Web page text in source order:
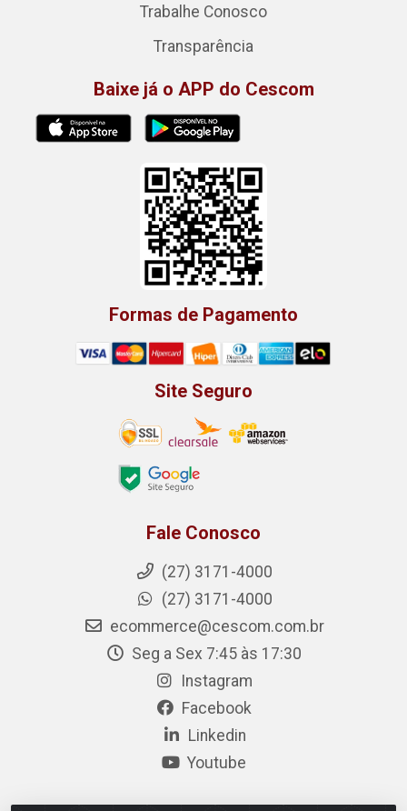
Trabalhe Conosco
Transparência
Baixe já o APP do Cescom
Formas de Pagamento
Site Seguro
Fale Conosco
(27) 3171-4000
(27) 3171-4000
ecommerce@cescom.com.br
Seg a Sex 7:45 às 17:30
Instagram
Facebook
Linkedin
Youtube